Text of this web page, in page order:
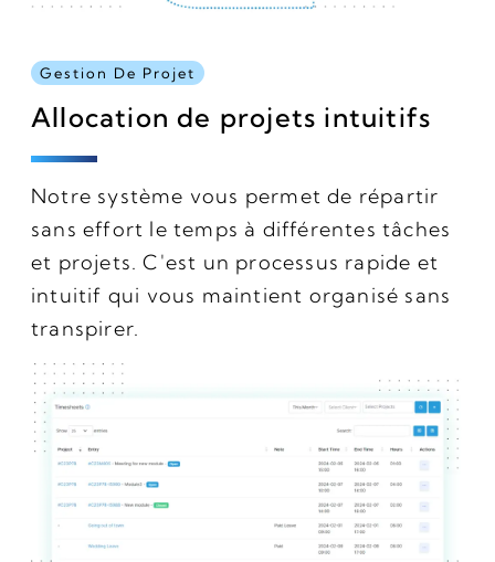
Gestion De Projet
Allocation de projets intuitifs
Notre système vous permet de répartir
sans effort le temps à différentes tâches
et projets. C'est un processus rapide et
intuitif qui vous maintient organisé sans
transpirer.